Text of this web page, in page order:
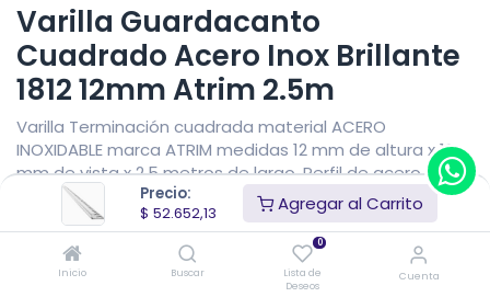
Precio:
$ 52.652,13 Agregar al Carrito
Inicio Buscar
0
Lista de
Deseos
Cuenta
Varilla Guardacanto
Cuadrado Acero Inox Brillante
1812 12mm Atrim 2.5m
Varilla Terminación cuadrada material ACERO
INOXIDABLE marca ATRIM medidas 12 mm de altura x 12
mm de vista x 2,5 metros de largo. Perfil de acero
inoxidable 304 de 0,5 mm de espesor. Apta para piso y
pared.
52.652,13 IVA Incluido
43.514,16